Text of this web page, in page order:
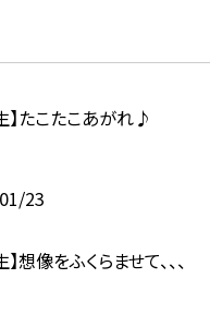
】たこたこあがれ♪
23
】想像をふくらませて、、、